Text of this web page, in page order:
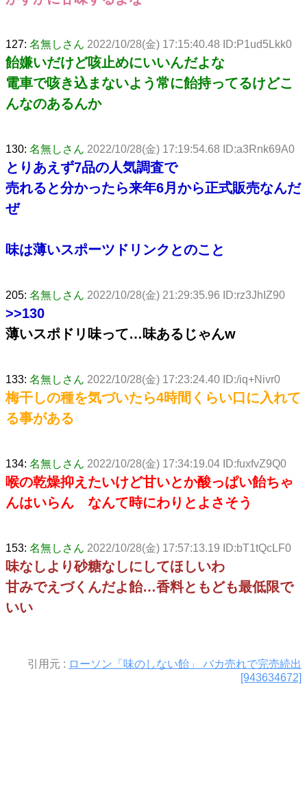
127: 名無しさん 2022/10/28(金) 17:15:40.48 ID:P1ud5Lkk0
飴嫌いだけど咳止めにいいんだよな
電車で咳き込まないよう常に飴持ってるけどこ
んなのあるんか
130: 名無しさん 2022/10/28(金) 17:19:54.68 ID:a3Rnk69A0
とりあえず7品の人気調査で
売れると分かったら来年6月から正式販売なんだ
ぜ
味は薄いスポーツドリンクとのこと
205: 名無しさん 2022/10/28(金) 21:29:35.96 ID:rz3JhIZ90
>>130
薄いスポドリ味って…味あるじゃんw
133: 名無しさん 2022/10/28(金) 17:23:24.40 ID:/iq+Nivr0
梅干しの種を気づいたら4時間くらい口に入れて
る事がある
134: 名無しさん 2022/10/28(金) 17:34:19.04 ID:fuxfvZ9Q0
喉の乾燥抑えたいけど甘いとか酸っぱい飴ちゃ
んはいらん なんて時にわりとよさそう
153: 名無しさん 2022/10/28(金) 17:57:13.19 ID:bT1tQcLF0
味なしより砂糖なしにしてほしいわ
甘みでえづくんだよ飴…香料ともども最低限で
いい
引用元 : ローソン「味のしない飴」 バカ売れで完売続出
[943634672]